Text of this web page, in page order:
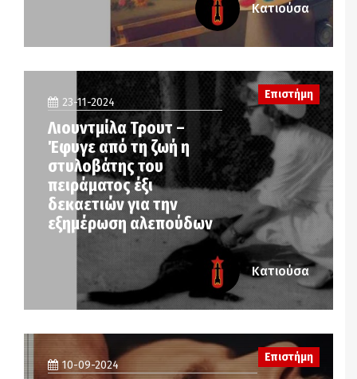
Κατιούσα
23-11-2024
Λιουντμίλα Τρουτ –
Έφυγε από τη ζωή η
στυλοβάτης του
πειράματος έξι
δεκαετιών για την
εξημέρωση αλεπούδων
Επιστήμη
Κατιούσα
Επιστήμη
10-09-2024